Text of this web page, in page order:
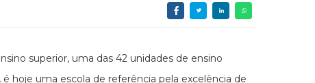
superior, uma das 42 unidades de ensino
é hoje uma escola de referência pela excelência de